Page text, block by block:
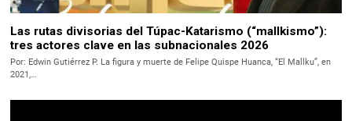
Las rutas divisorias del Túpac-Katarismo (“mallkismo”):
tres actores clave en las subnacionales 2026
Por: Edwin Gutiérrez P. La figura y muerte de Felipe Quispe Huanca, “El Mallku”, en
2021,…